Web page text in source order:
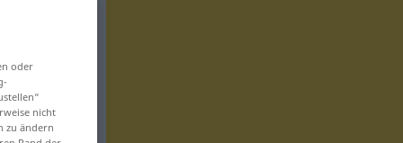
oder
nicht
zu ändern